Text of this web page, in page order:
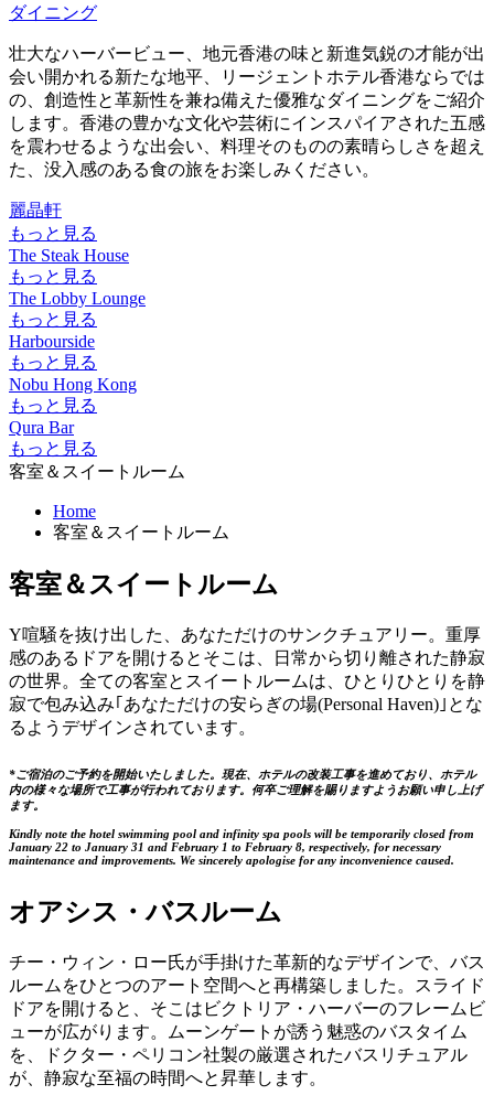
ダイニング
壮大なハーバービュー、地元香港の味と新進気鋭の才能が出
会い開かれる新たな地平、リージェントホテル香港ならでは
の、創造性と革新性を兼ね備えた優雅なダイニングをご紹介
します。香港の豊かな文化や芸術にインスパイアされた五感
を震わせるような出会い、料理そのものの素晴らしさを超え
た、没入感のある食の旅をお楽しみください。
麗晶軒
もっと見る
The Steak House
もっと見る
The Lobby Lounge
もっと見る
Harbourside
もっと見る
Nobu Hong Kong
もっと見る
Qura Bar
もっと見る
客室＆スイートルーム
Home
客室＆スイートルーム
客室＆スイートルーム
Y喧騒を抜け出した、あなただけのサンクチュアリー。重厚
感のあるドアを開けるとそこは、日常から切り離された静寂
の世界。全ての客室とスイートルームは、ひとりひとりを静
寂で包み込み｢あなただけの安らぎの場(Personal Haven)｣とな
るようデザインされています。
*ご宿泊のご予約を開始いたしました。現在、ホテルの改装工事を進めており、ホテル
内の様々な場所で工事が行われております。何卒ご理解を賜りますようお願い申し上げ
ます。
Kindly note the hotel swimming pool and infinity spa pools will be temporarily closed from
January 22 to January 31 and February 1 to February 8, respectively, for necessary
maintenance and improvements. We sincerely apologise for any inconvenience caused.
オアシス・バスルーム
チー・ウィン・ロー氏が手掛けた革新的なデザインで、バス
ルームをひとつのアート空間へと再構築しました。スライド
ドアを開けると、そこはビクトリア・ハーバーのフレームビ
ューが広がります。ムーンゲートが誘う魅惑のバスタイム
を、ドクター・ペリコン社製の厳選されたバスリチュアル
が、静寂な至福の時間へと昇華します。